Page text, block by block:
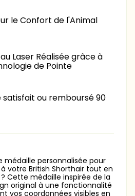
le Confort de l'Animal
Laser Réalisée grâce à
de Pointe
satisfait ou remboursé 90
médaille personnalisée pour
votre British Shorthair tout en
Cette médaille inspirée de la
original à une fonctionnalité
vos coordonnées visibles en